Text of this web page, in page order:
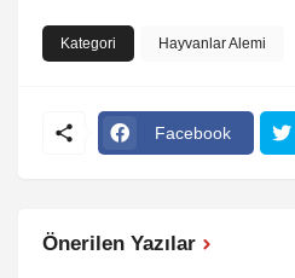
Kategori Hayvanlar Alemi
Facebook
Önerilen Yazılar